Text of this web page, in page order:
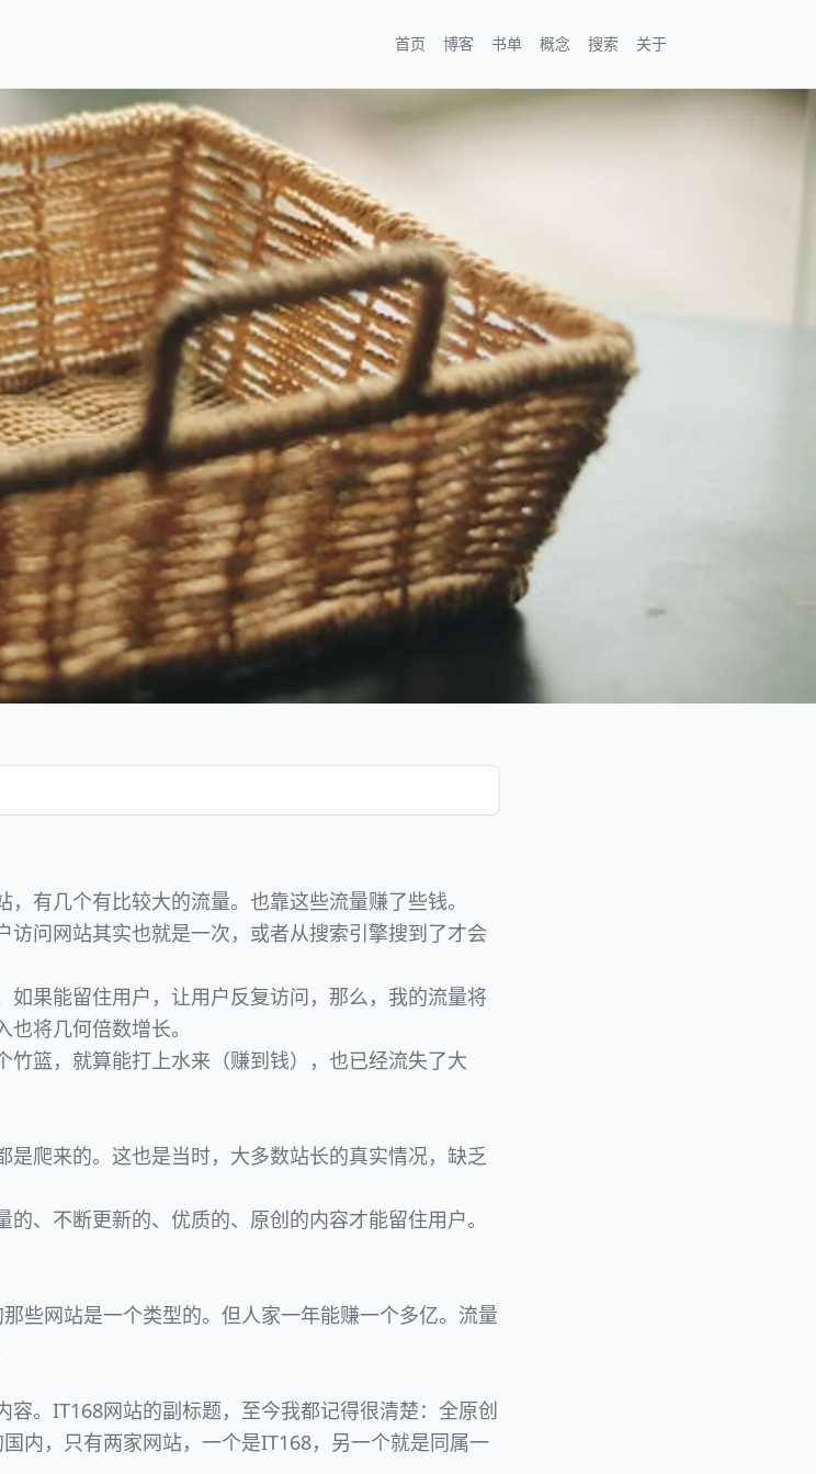
首页 博客 书单 概念 搜索 关于
有几个有比较大的流量。也靠这些流量赚了些钱。
问网站其实也就是一次，或者从搜索引擎搜到了才会
如果能留住用户，让用户反复访问，那么，我的流量将
将几何倍数增长。
竹篮，就算能打上水来（赚到钱），也已经流失了大
是爬来的。这也是当时，大多数站长的真实情况，缺乏
、不断更新的、优质的、原创的内容才能留住用户。
些网站是一个类型的。但人家一年能赚一个多亿。流量
容。IT168网站的副标题，至今我都记得很清楚：全原创
内，只有两家网站，一个是IT168，另一个就是同属一